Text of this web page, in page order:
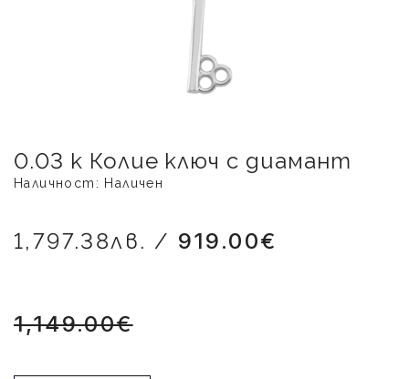
0.03 к Колие ключ с диамант
Наличност: Наличен
1,797.38лв. / 919.00€
1,149.00€